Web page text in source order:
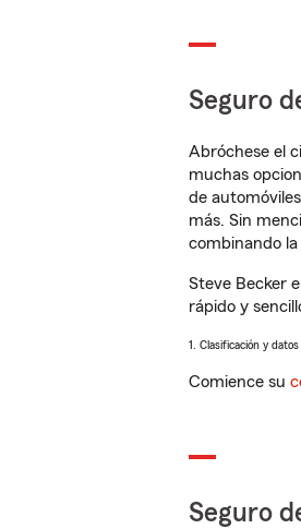
Seguro
Abróchese el
muchas
de
más. Sin
combinando
Steve Becker
rápido y
1. Clasificación y
Comience su
Seguro